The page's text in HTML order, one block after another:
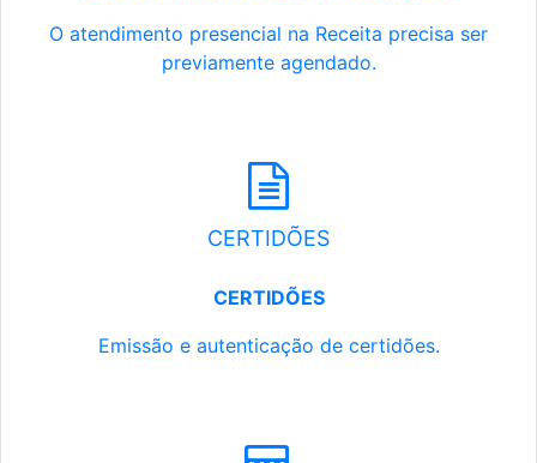
O atendimento presencial na Receita precisa ser
previamente agendado.
CERTIDÕES
CERTIDÕES
Emissão e autenticação de certidões.